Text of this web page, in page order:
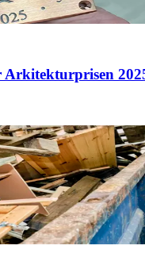
Arkitekturprisen